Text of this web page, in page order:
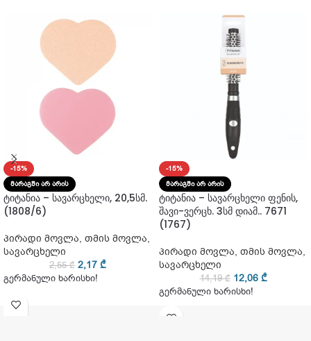
-15%
ᲛᲐᲠᲐᲒᲨᲘ ᲐᲠ ᲐᲠᲘᲡ
ტიტანია – სავარცხელი, 20,5სმ.
(1808/6)
პირადი მოვლა, თმის მოვლა,
სავარცხელი
2,55₾ 2,17 ₾
გერმანული ხარისხი!
-15%
ᲛᲐᲠᲐᲒᲨᲘ ᲐᲠ ᲐᲠᲘᲡ
ტიტანია – სავარცხელი ფენის,
შავი-ვერცხ. 3სმ დიამ.. 7671
(1767)
პირადი მოვლა, თმის მოვლა,
სავარცხელი
14,19₾ 12,06 ₾
გერმანული ხარისხი!